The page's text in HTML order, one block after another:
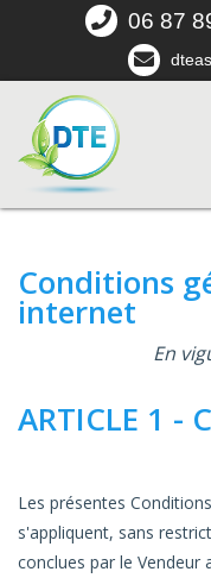
06 87
Conditions
internet
En
ARTICLE 1 -
Les présentes
s'appliquent, sans
conclues par le Vendeur